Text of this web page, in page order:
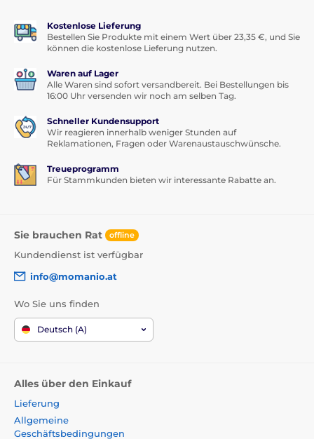
Kostenlose Lieferung
Bestellen Sie Produkte mit einem Wert über 23,35 €, und Sie
können die kostenlose Lieferung nutzen.
Waren auf Lager
Alle Waren sind sofort versandbereit. Bei Bestellungen bis
16:00 Uhr versenden wir noch am selben Tag.
Schneller Kundensupport
Wir reagieren innerhalb weniger Stunden auf
Reklamationen, Fragen oder Warenaustauschwünsche.
Treueprogramm
Für Stammkunden bieten wir interessante Rabatte an.
Sie brauchen Rat offline
Kundendienst ist verfügbar
info@momanio.at
Wo Sie uns finden
Deutsch (A)
Alles über den Einkauf
Lieferung
Allgemeine
Geschäftsbedingungen